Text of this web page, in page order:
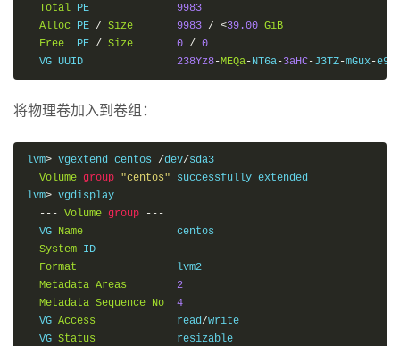
Total PE 9983
Alloc PE / Size 9983 / <39.00 GiB
Free
  PE
/ Size 0 / 0
  VG UUID
238Yz8-MEQa-NT6a-3aHC-J3TZ-mGux-
将物理卷加入到卷组：
lvm> vgextend centos /dev/sda3
Volume group "centos" successfully extended
lvm> vgdisplay
--- Volume group
---
  VG
Name
               centos
System ID
Format
                lvm2
Metadata Areas
2
Metadata Sequence No
4
  VG
Access
             read
/write
  VG
Status
             resizable